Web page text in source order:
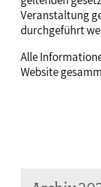
Veranstaltung
durchgeführt
Alle
Website